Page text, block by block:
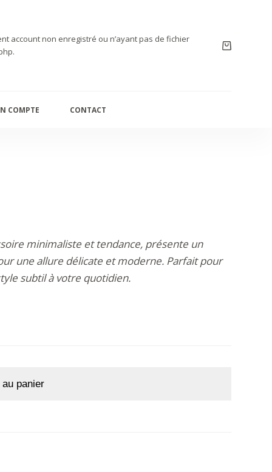
account non enregistré ou n’ayant pas de fichier
COMPTE CONTACT
minimaliste et tendance, présente un
une allure délicate et moderne. Parfait pour
subtil à votre quotidien.
panier